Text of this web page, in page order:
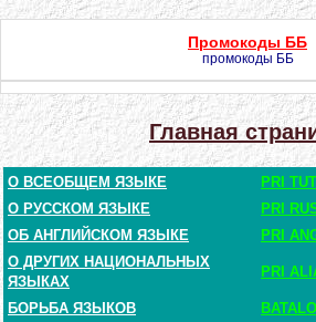
Промокоды ББ
промокоды ББ
Главная
О ВСЕОБЩЕМ ЯЗЫКЕ
PRI
О РУССКОМ ЯЗЫКЕ
PRI
ОБ АНГЛИЙСКОМ ЯЗЫКЕ
PRI
О ДРУГИХ НАЦИОНАЛЬНЫХ
ЯЗЫКАХ
PRI
БОРЬБА ЯЗЫКОВ